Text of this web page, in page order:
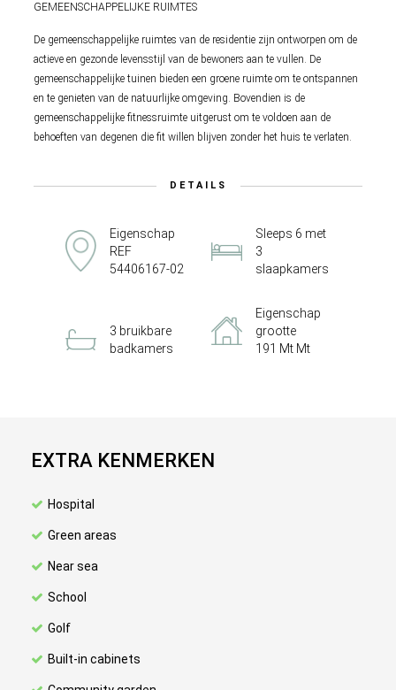
GEMEENSCHAPPELIJKE RUIMTES
De gemeenschappelijke ruimtes van de residentie zijn ontworpen om de
actieve en gezonde levensstijl van de bewoners aan te vullen. De
gemeenschappelijke tuinen bieden een groene ruimte om te ontspannen
en te genieten van de natuurlijke omgeving. Bovendien is de
gemeenschappelijke fitnessruimte uitgerust om te voldoen aan de
behoeften van degenen die fit willen blijven zonder het huis te verlaten.
DETAILS
Eigenschap
REF
54406167-02
Sleeps 6 met
3
slaapkamers
3 bruikbare
badkamers
Eigenschap
grootte
191 Mt Mt
EXTRA KENMERKEN
Hospital
Green areas
Near sea
School
Golf
Built-in cabinets